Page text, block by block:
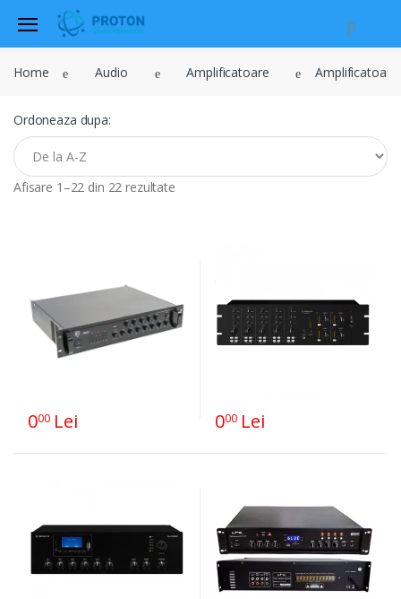
Home Audio Amplificatoare Amplificatoare
Ordoneaza dupa:
Afisare 1–22 din 22 rezultate
000Lei 000Lei